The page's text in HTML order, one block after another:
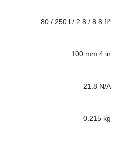
80 / 250 l / 2.8 / 8.8 ft³
100 mm 4 in
21.8 N/A
0.215 kg